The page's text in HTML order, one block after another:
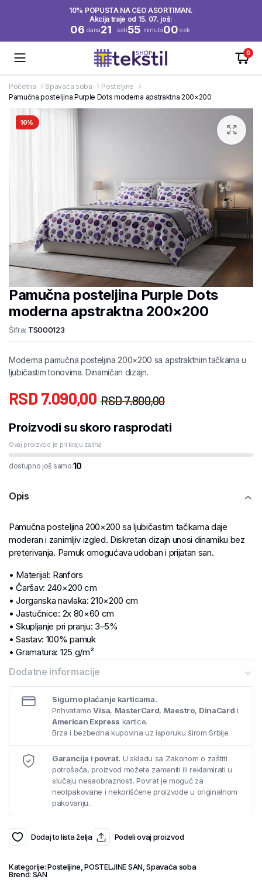
10% POPUSTA NA CEO ASORTIMAN.
Akcija traje od 15. 07. još:
06 dana21 sati55 minuta00 sek.
0
Početna Spavaća soba
Posteljine
Pamučna posteljina Purple Dots moderna apstraktna 200×200
10%
Pamučna posteljina Purple Dots
moderna apstraktna 200×200
Šifra: TS000123
Moderna pamučna posteljina 200×200 sa apstraktnim tačkama u
ljubičastim tonovima. Dinamičan dizajn.
RSD7.800,00
RSD 7.090,00
Proizvodi su skoro rasprodati
Ovaj proizvod je pri kraju zaliha
dostupno još samo:10
Opis
Pamučna posteljina 200×200 sa ljubičastim tačkama daje
moderan i zanimljiv izgled. Diskretan dizajn unosi dinamiku bez
preterivanja. Pamuk omogućava udoban i prijatan san.
• Materijal: Ranfors
• Čaršav: 240×200 cm
• Jorganska navlaka: 210×200 cm
• Jastučnice: 2x 80×60 cm
• Skupljanje pri pranju: 3–5%
• Sastav: 100% pamuk
• Gramatura: 125 g/m²
Dodatne informacije
Sigurno plaćanje karticama.
PrihvatamoVisa, MasterCard, Maestro, DinaCard i
American Express kartice.
Brza i bezbedna kupovina uz isporuku širom Srbije.
Garancija i povrat. U skladu sa Zakonom o zaštiti
potrošača, proizvod možete zameniti ili reklamirati u
slučaju nesaobraznosti. Povrat je moguć za
neotpakovane i nekorišćene proizvode u originalnom
pakovanju.
Dodaj to lista želja Podeli ovaj proizvod
Kategorije:Posteljine ,POSTELJINE SAN,Spavaća soba
Brend: SAN